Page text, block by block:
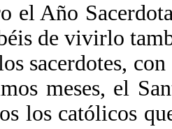
el Año
de vivirlo
sacerdotes,
meses, el
los católicos